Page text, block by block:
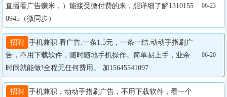
直播看广告赚米，）能接受微付费的来，想详细了解1310155
0945（微同步）
06-23
招聘 手机兼职 看广告.一条1.5元，一条一结.动动手指刷广
告，不用下载软件，随时随地手机操作。简单易上手，业余
时间就能做!全程无任何费用。 加15645541097
06-20
招聘 手机兼职，动动手指刷广告，不用下载软件，看一个